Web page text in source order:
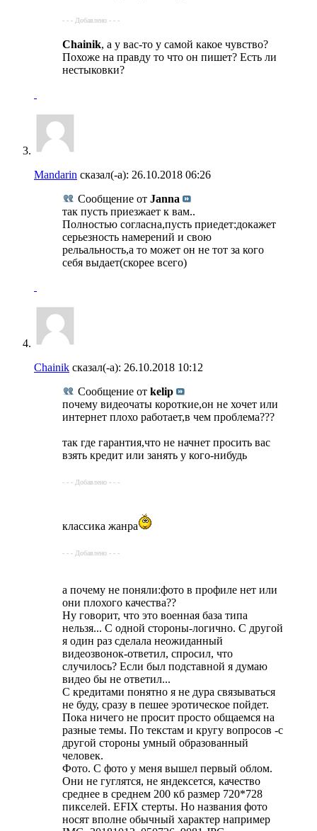
- - - Добавлено - - -
Chainik, а у вас-то у самой какое чувство?
Похоже на правду то что он пишет? Есть ли
нестыковки?
Mandarin сказал(-а): 26.10.2018 06:26
Сообщение от Janna
так пусть приезжает к вам..
Полностью согласна,пусть приедет:докажет
серьезность намерений и свою
рельальность,а то может он не тот за кого
себя выдает(скорее всего)
Chainik сказал(-а): 26.10.2018 10:12
Сообщение от kelip
почему видеочаты короткие,он не хочет или
интернет плохо работает,в чем проблема???
так где гарантия,что не начнет просить вас
взять кредит или занять у кого-нибудь
- - - Добавлено - - -
классика жанра
- - - Добавлено - - -
а почему не поняли:фото в профиле нет или
они плохого качества??
Ну говорит, что это военная база типа
нельзя... С одной стороны-логично. С другой
я один раз сделала неожиданный
видеозвонок-ответил, спросил, что
случилось? Если был подставной я думаю
видео бы не ответил...
С кредитами понятно я не дура связываться
не буду, сразу в пешее эротическое пойдет.
Пока ничего не просит просто общаемся на
разные темы. По текстам и кругу вопросов -с
другой стороны умный образованный
человек.
Фото. С фото у меня вышел первый облом.
Они не гуглятся, не яндексется, качество
среднее в среднем 200 кб размер 720*728
пикселей. EFIX стерты. Но названия фото
носят вполне обычный характер например